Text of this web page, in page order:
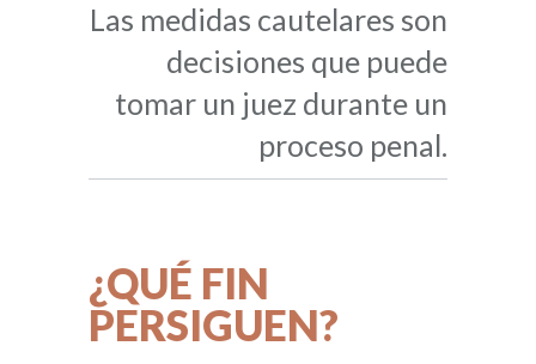
Las medidas cautelares son
decisiones que puede
tomar un juez durante un
proceso penal.
¿QUÉ FIN
PERSIGUEN?